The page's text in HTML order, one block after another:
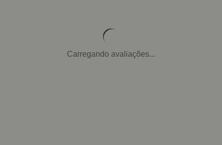
Carregando avaliações...